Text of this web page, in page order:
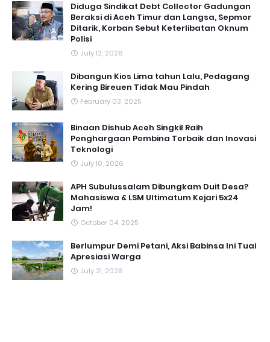
Diduga Sindikat Debt Collector Gadungan
Beraksi di Aceh Timur dan Langsa, Sepmor
Ditarik, Korban Sebut Keterlibatan Oknum
Polisi
July 12, 2026
Dibangun Kios Lima tahun Lalu, Pedagang
Kering Bireuen Tidak Mau Pindah
February 03, 2025
Binaan Dishub Aceh Singkil Raih
Penghargaan Pembina Terbaik dan Inovasi
Teknologi
July 10, 2026
APH Subulussalam Dibungkam Duit Desa?
Mahasiswa & LSM Ultimatum Kejari 5x24
Jam!
October 04, 2025
Berlumpur Demi Petani, Aksi Babinsa Ini Tuai
Apresiasi Warga
July 21, 2026